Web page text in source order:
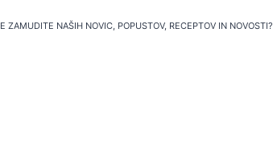
ZAMUDITE NAŠIH NOVIC, POPUSTOV, RECEPTOV IN NOVOSTI?